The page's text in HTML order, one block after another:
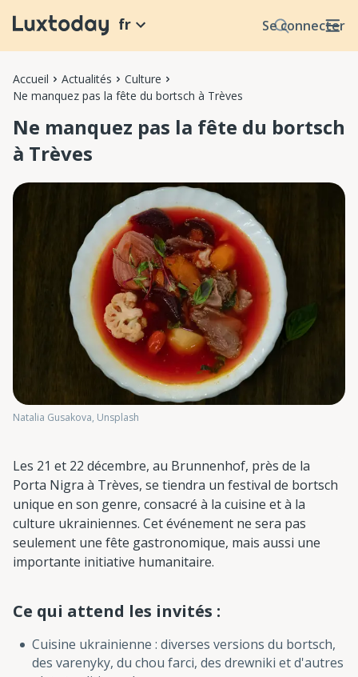
Se connecter
fr
Accueil Actualités
Culture
Ne manquez pas la fête du bortsch à Trèves
Ne manquez pas la fête du bortsch
à Trèves
Natalia Gusakova, Unsplash
Les 21 et 22 décembre, au Brunnenhof, près de la
Porta Nigra à Trèves, se tiendra un festival de bortsch
unique en son genre, consacré à la cuisine et à la
culture ukrainiennes. Cet événement ne sera pas
seulement une fête gastronomique, mais aussi une
importante initiative humanitaire.
Ce qui attend les invités :
Cuisine ukrainienne : diverses versions du bortsch,
des varenyky, du chou farci, des drewniki et d'autres